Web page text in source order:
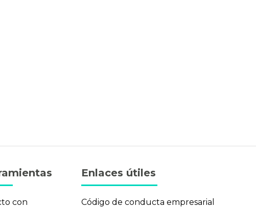
con
Enlaces útiles
Código de conducta empresarial